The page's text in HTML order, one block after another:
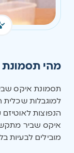
מהי
תסמונת איקס
למוגבלות שכלית
הנפוצות
איקס שביר
מובילים לבעיות